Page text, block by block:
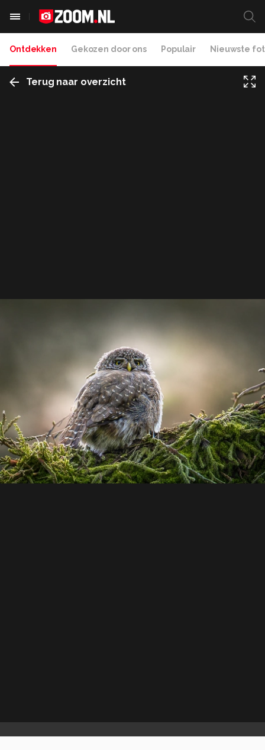
Ontdekken Gekozen door ons Populair Nieuwste
Terug naar overzicht